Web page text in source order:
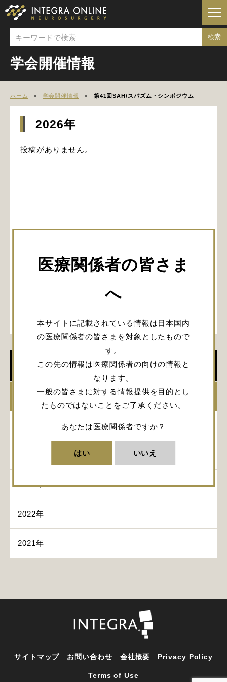
医療関係者の皆さま
へ
本サイトに記載されている情報は日本国内
の医療関係者の皆さまを対象としたもので
す。
この先の情報は医療関係者の向けの情報と
なります。
一般の皆さまに対する情報提供を目的とし
たものではないことをご了承ください。
あなたは医療関係者ですか？
はい いいえ
学会開催情報
ホーム 学会開催情報 第41回SAH/スパズム・シンポジウム
学会開催情報
2023年
2022年
2021年
2026年
投稿がありません。
サイトマップ お問い合わせ 会社概要 Privacy Policy
Terms of Use